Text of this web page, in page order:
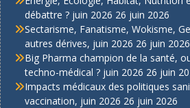
débattre ? juin 2026 26 juin 2026
Sectarisme, Fanatisme, Wokisme,
autres dérives, juin 2026 26 juin 2026
Big Pharma champion de la santé,
techno-médical ? juin 2026 26 juin
Impacts médicaux des politiques
vaccination, juin 2026 26 juin 2026